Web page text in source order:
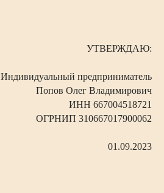
УТВЕРЖДАЮ:
Индивидуальный предприниматель
Попов Олег Владимирович
ИНН 667004518721
ОГРНИП 310667017900062
01.09.2023